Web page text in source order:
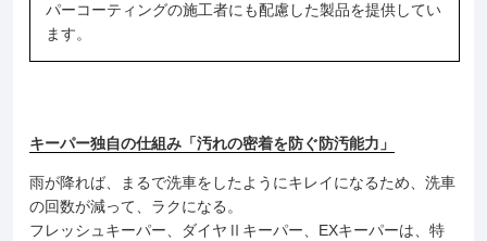
パーコーティングの施工者にも配慮した製品を提供してい
ます。
キーパー独自の仕組み「汚れの密着を防ぐ防汚能力」
雨が降れば、まるで洗車をしたようにキレイになるため、洗車
の回数が減って、ラクになる。
フレッシュキーパー、ダイヤⅡキーパー、EXキーパーは、特